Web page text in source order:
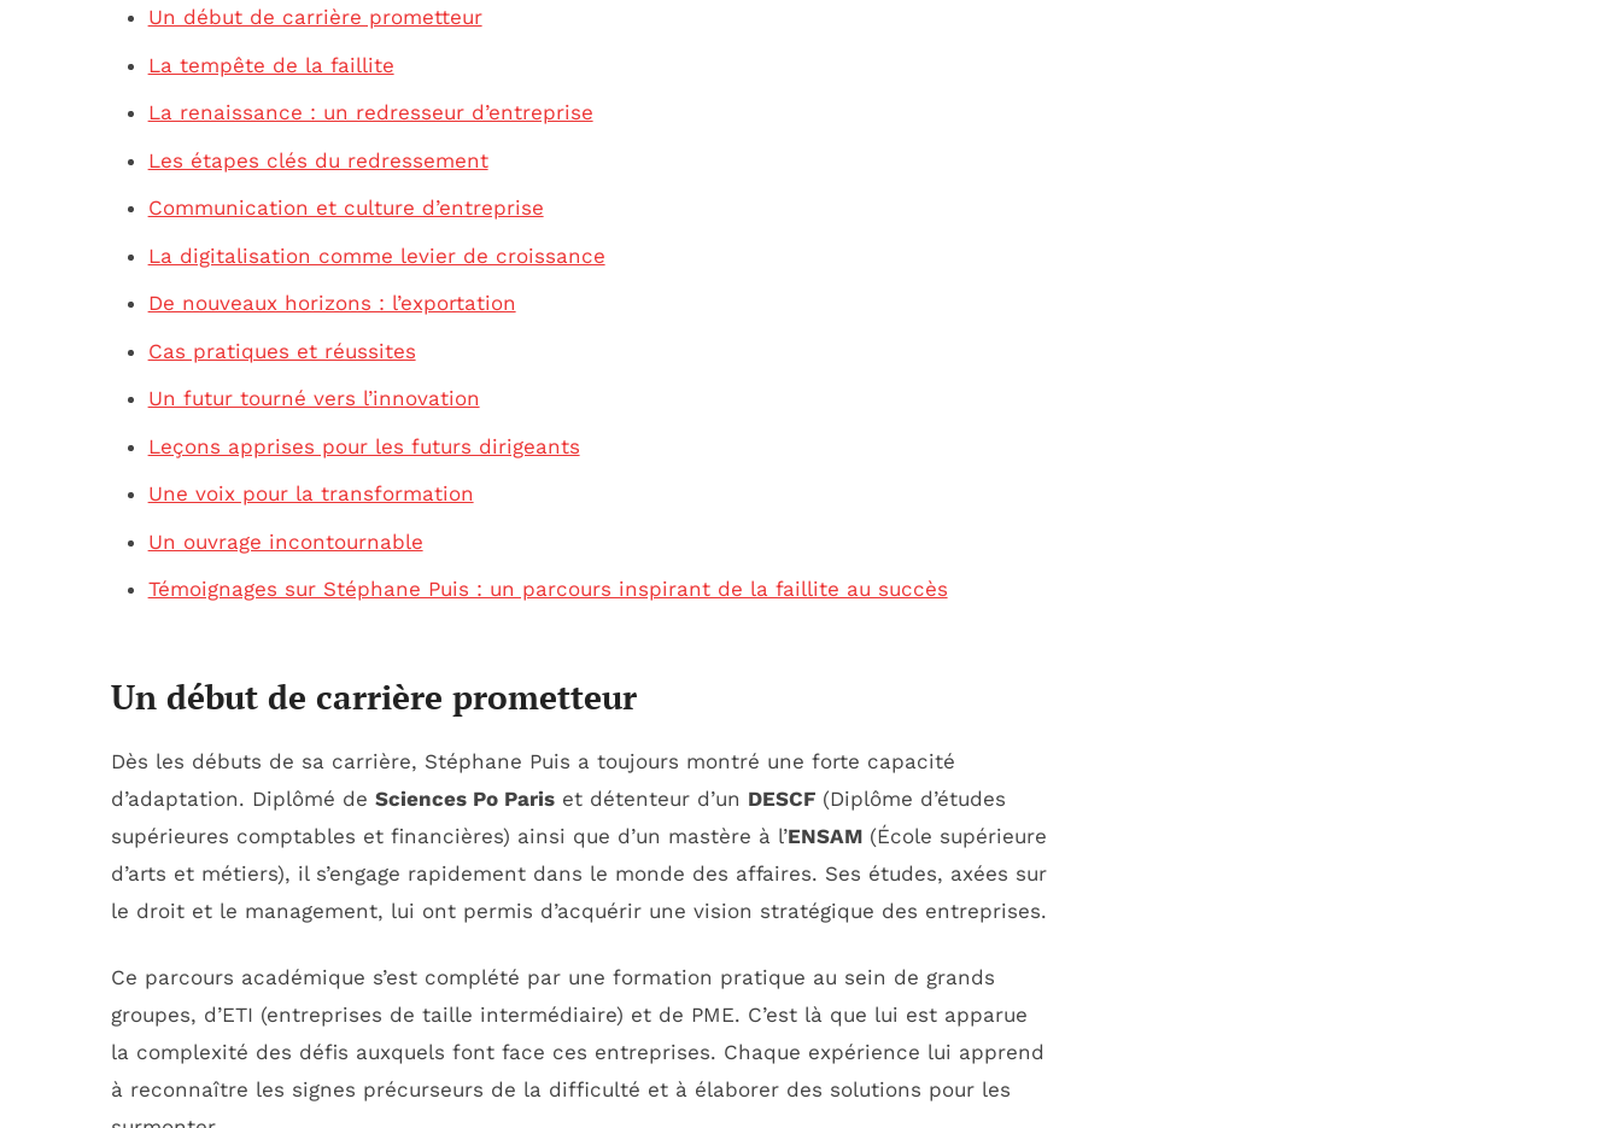
Un début de carrière prometteur
La tempête de la faillite
La renaissance : un redresseur d’entreprise
Les étapes clés du redressement
Communication et culture d’entreprise
La digitalisation comme levier de croissance
De nouveaux horizons : l’exportation
Cas pratiques et réussites
Un futur tourné vers l’innovation
Leçons apprises pour les futurs dirigeants
Une voix pour la transformation
Un ouvrage incontournable
Témoignages sur Stéphane Puis : un parcours inspirant de la faillite au succès
Un début de carrière prometteur
Dès les débuts de sa carrière, Stéphane Puis a toujours montré une forte capacité
d’adaptation. Diplômé de Sciences Po Paris et détenteur d’un DESCF (Diplôme d’études
supérieures comptables et financières) ainsi que d’un mastère à l’ENSAM (École supérieure
d’arts et métiers), il s’engage rapidement dans le monde des affaires. Ses études, axées sur
le droit et le management, lui ont permis d’acquérir une vision stratégique des entreprises.
Ce parcours académique s’est complété par une formation pratique au sein de grands
groupes, d’ETI (entreprises de taille intermédiaire) et de PME. C’est là que lui est apparue
la complexité des défis auxquels font face ces entreprises. Chaque expérience lui apprend
à reconnaître les signes précurseurs de la difficulté et à élaborer des solutions pour les